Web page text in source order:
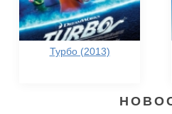
Турбо (2013)